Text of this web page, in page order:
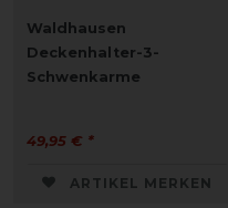
Waldhausen
Deckenhalter-3-
Schwenkarme
49,95 € *
ARTIKEL MERKEN